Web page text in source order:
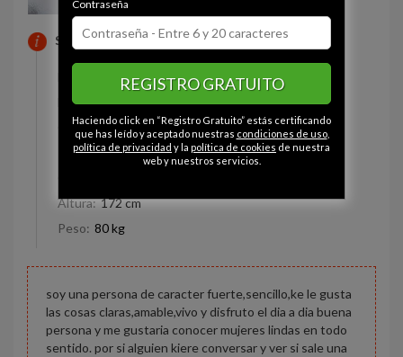
SOBRE MI
Estado civil: Soltero
Fumador/a: Sí
Ojos: Marrón
Pelo: Moreno
Altura: 172 cm
Peso: 80 kg
soy una persona de caracter fuerte,sencillo,ke le gusta
las cosas claras,amable,vivo y disfruto el dia a dia buena
persona y me gustaria conocer mujeres lindas en todo
sentido. por si alguien kiere conversar y ver si sale una
Contraseña
REGISTRO GRATUITO
Haciendo click en “Registro Gratuito” estás certificando
que has leído y aceptado nuestras condiciones de uso,
política de privacidad y la política de cookies de nuestra
web y nuestros servicios.